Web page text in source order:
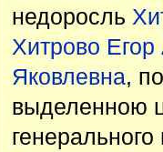
недоросль
Хитрово
Яковлевна,
выделенною